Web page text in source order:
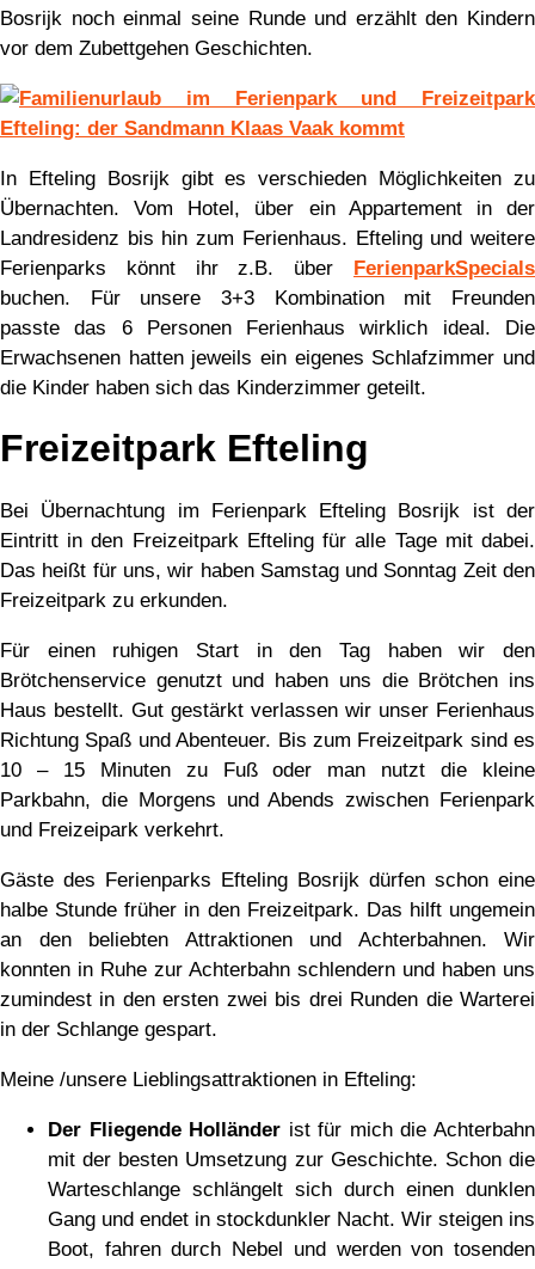
Bosrijk noch einmal seine Runde und erzählt den Kindern
vor dem Zubettgehen Geschichten.
In Efteling Bosrijk gibt es verschieden Möglichkeiten zu
Übernachten. Vom Hotel, über ein Appartement in der
Landresidenz bis hin zum Ferienhaus. Efteling und weitere
Ferienparks könnt ihr z.B. über FerienparkSpecials
buchen. Für unsere 3+3 Kombination mit Freunden
passte das 6 Personen Ferienhaus wirklich ideal. Die
Erwachsenen hatten jeweils ein eigenes Schlafzimmer und
die Kinder haben sich das Kinderzimmer geteilt.
Freizeitpark Efteling
Bei Übernachtung im Ferienpark Efteling Bosrijk ist der
Eintritt in den Freizeitpark Efteling für alle Tage mit dabei.
Das heißt für uns, wir haben Samstag und Sonntag Zeit den
Freizeitpark zu erkunden.
Für einen ruhigen Start in den Tag haben wir den
Brötchenservice genutzt und haben uns die Brötchen ins
Haus bestellt. Gut gestärkt verlassen wir unser Ferienhaus
Richtung Spaß und Abenteuer. Bis zum Freizeitpark sind es
10 – 15 Minuten zu Fuß oder man nutzt die kleine
Parkbahn, die Morgens und Abends zwischen Ferienpark
und Freizeipark verkehrt.
Gäste des Ferienparks Efteling Bosrijk dürfen schon eine
halbe Stunde früher in den Freizeitpark. Das hilft ungemein
an den beliebten Attraktionen und Achterbahnen. Wir
konnten in Ruhe zur Achterbahn schlendern und haben uns
zumindest in den ersten zwei bis drei Runden die Warterei
in der Schlange gespart.
Meine /unsere Lieblingsattraktionen in Efteling:
Der Fliegende Holländer ist für mich die Achterbahn
mit der besten Umsetzung zur Geschichte. Schon die
Warteschlange schlängelt sich durch einen dunklen
Gang und endet in stockdunkler Nacht. Wir steigen ins
Boot, fahren durch Nebel und werden von tosenden